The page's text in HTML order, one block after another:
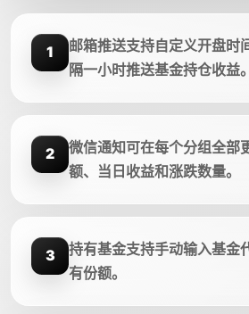
1
邮箱推送支持自定义开盘时
隔一小时推送基金持仓收益。
2
微信通知可在每个分组全部
额、当日收益和涨跌数量。
3
持有基金支持手动输入基金
有份额。